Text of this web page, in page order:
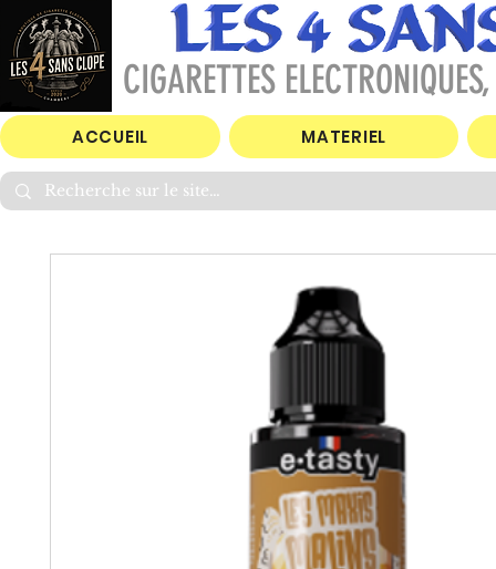
CIGARETTES
ACCUEIL MATERIEL